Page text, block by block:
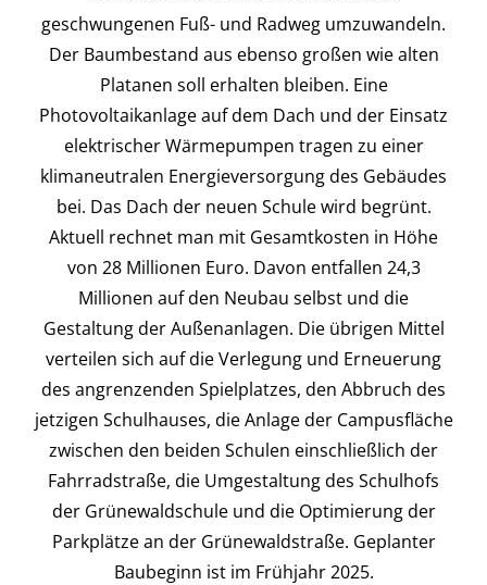
geschwungenen Fuß- und Radweg umzuwandeln.
Der Baumbestand aus ebenso großen wie alten
Platanen soll erhalten bleiben. Eine
Photovoltaikanlage auf dem Dach und der Einsatz
elektrischer Wärmepumpen tragen zu einer
klimaneutralen Energieversorgung des Gebäudes
bei. Das Dach der neuen Schule wird begrünt.
Aktuell rechnet man mit Gesamtkosten in Höhe
von 28 Millionen Euro. Davon entfallen 24,3
Millionen auf den Neubau selbst und die
Gestaltung der Außenanlagen. Die übrigen Mittel
verteilen sich auf die Verlegung und Erneuerung
des angrenzenden Spielplatzes, den Abbruch des
jetzigen Schulhauses, die Anlage der Campusfläche
zwischen den beiden Schulen einschließlich der
Fahrradstraße, die Umgestaltung des Schulhofs
der Grünewaldschule und die Optimierung der
Parkplätze an der Grünewaldstraße. Geplanter
Baubeginn ist im Frühjahr 2025.